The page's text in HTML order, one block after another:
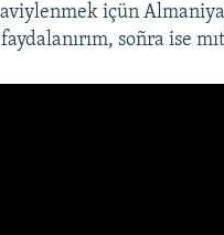
içün
soñra ise